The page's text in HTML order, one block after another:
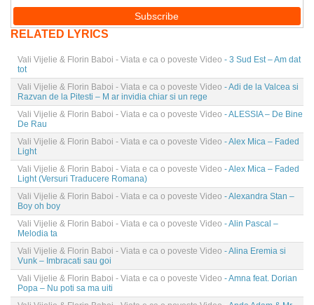
RELATED LYRICS
Vali Vijelie & Florin Baboi - Viata e ca o poveste Video - 3 Sud Est – Am dat
tot
Vali Vijelie & Florin Baboi - Viata e ca o poveste Video - Adi de la Valcea si
Razvan de la Pitesti – M ar invidia chiar si un rege
Vali Vijelie & Florin Baboi - Viata e ca o poveste Video - ALESSIA – De Bine
De Rau
Vali Vijelie & Florin Baboi - Viata e ca o poveste Video - Alex Mica – Faded
Light
Vali Vijelie & Florin Baboi - Viata e ca o poveste Video - Alex Mica – Faded
Light (Versuri Traducere Romana)
Vali Vijelie & Florin Baboi - Viata e ca o poveste Video - Alexandra Stan –
Boy oh boy
Vali Vijelie & Florin Baboi - Viata e ca o poveste Video - Alin Pascal –
Melodia ta
Vali Vijelie & Florin Baboi - Viata e ca o poveste Video - Alina Eremia si
Vunk – Imbracati sau goi
Vali Vijelie & Florin Baboi - Viata e ca o poveste Video - Amna feat. Dorian
Popa – Nu poti sa ma uiti